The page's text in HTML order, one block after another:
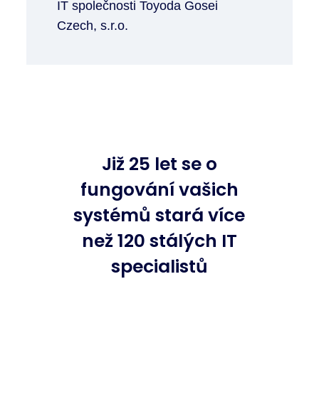
IT společnosti Toyoda Gosei
Czech, s.r.o.
Již 25 let se o
fungování vašich
systémů stará více
než 120 stálých IT
specialistů